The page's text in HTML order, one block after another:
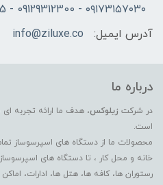
۰۹۱۷۳۱۵۷۰۳۰ - 09129312300 - 07137742255
آدرس ایمیل:
info@ziluxe.co
درباره ما
در شرکت زیلوکس، هدف ما ارائه تجربه
است.
محصولات ما از دستگاه های اسپرسوساز
خانه و محل کار ، تا دستگاه های
رستوران ها، کافه ها، هتل ها، ادارات،